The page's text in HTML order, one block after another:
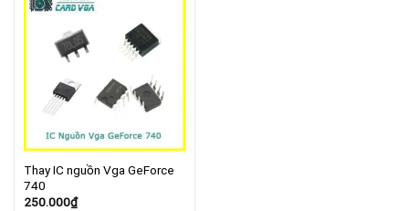
Thay IC nguồn Vga GeForce
740
250.000₫